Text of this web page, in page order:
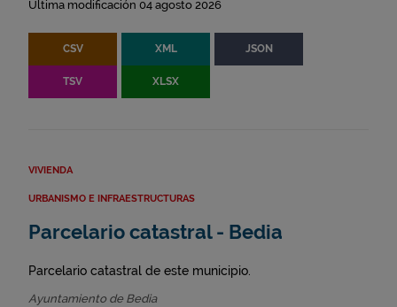
Última modificación 04 agosto 2026
CSV XML JSON
TSV XLSX
VIVIENDA
URBANISMO E INFRAESTRUCTURAS
Parcelario catastral - Bedia
Parcelario catastral de este municipio.
Ayuntamiento de Bedia